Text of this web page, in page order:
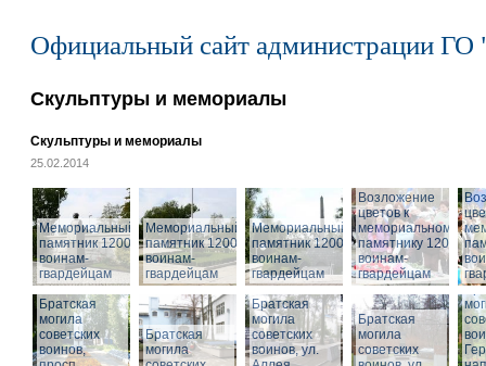
Официальный сайт администрации ГО
Скульптуры и мемориалы
Скульптуры и мемориалы
25.02.2014
Мемориальный
памятник 1200
воинам-
гвардейцам
Мемориальный
памятник 1200
воинам-
гвардейцам
Мемориальный
памятник 1200
воинам-
гвардейцам
Возложение
цветов к
мемориальному
памятнику 1200
воинам-
гвардейцам
Братская
могила
советских
воинов,
Братская
могила
Братская
могила
советских
воинов, ул.
Братская
могила
советских